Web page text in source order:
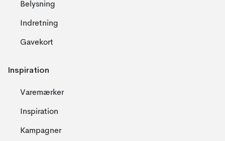
Belysning
Indretning
Gavekort
Inspiration
Varemærker
Inspiration
Kampagner